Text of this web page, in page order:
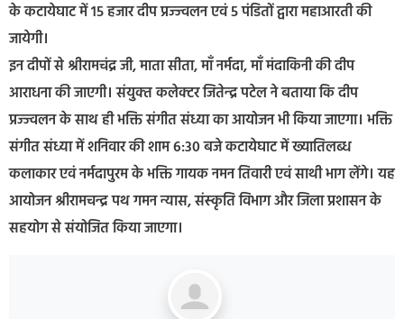
के कटायेघाट में 15 हजार दीप प्रज्‍ज्‍वलन एवं 5 पंडितों द्वारा महाआरती की
जायेगी।
इन दीपों से श्रीरामचंद्र जी, माता सीता, माँ नर्मदा, माँ मंदाकिनी की दीप
आराधना की जाएगी। संयुक्‍त कलेक्‍टर जितेन्‍द्र पटेल ने बताया कि दीप
प्रज्‍ज्वलन के साथ ही भक्ति संगीत संध्या का आयोजन भी किया जाएगा। भक्ति
संगीत संध्या में शनिवार की शाम 6:30 बजे कटायेघाट में ख्यातिलब्ध
कलाकार एवं नर्मदापुरम के भक्ति गायक नमन तिवारी एवं साथी भाग लेंगे। यह
आयोजन श्रीरामचन्द्र पथ गमन न्यास, संस्‍कृति विभाग और जिला प्रशासन के
सहयोग से संयोजित किया जाएगा।